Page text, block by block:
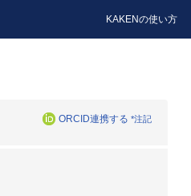
KAKENの使い方
ORCID連携する *注記